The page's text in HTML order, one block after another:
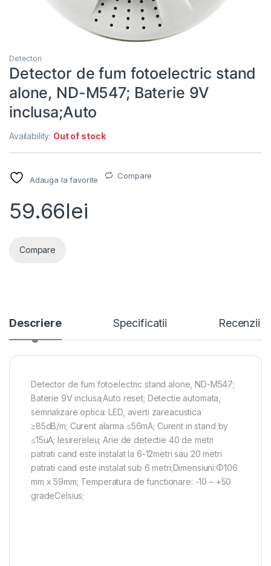
Detectori
Detector de fum fotoelectric stand
alone, ND-M547; Baterie 9V
inclusa;Auto
Availability: Out of stock
Adauga la favorite Compare
59.66lei
Compare
Descriere Specificatii Recenzii
Detector de fum fotoelectric stand alone, ND-M547;
Baterie 9V inclusa;Auto reset; Detectie automata,
semnalizare optica: LED, averti zareacustica
≥85dB/m; Curent alarma ≤56mA; Curent in stand by
≤15uA; Iesirereleu; Arie de detectie 40 de metri
patrati cand este instalat la 6-12metri sau 20 metri
patrati cand este instalat sub 6 metri;Dimensiuni:Φ106
mm x 59mm; Temperatura de functionare: -10 – +50
gradeCelsius;